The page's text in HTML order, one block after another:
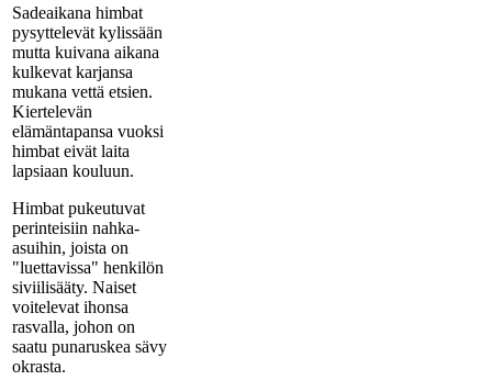
Sadeaikana himbat
pysyttelevät kylissään
mutta kuivana aikana
kulkevat karjansa
mukana vettä etsien.
Kiertelevän
elämäntapansa vuoksi
himbat eivät laita
lapsiaan kouluun.
Himbat pukeutuvat
perinteisiin nahka-
asuihin, joista on
"luettavissa" henkilön
siviilisääty. Naiset
voitelevat ihonsa
rasvalla, johon on
saatu punaruskea sävy
okrasta.